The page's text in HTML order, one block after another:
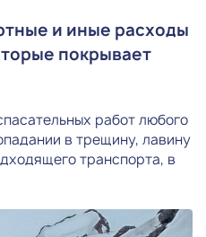
и иные расходы
покрывает
работ любого
в трещину, лавину
транспорта, в